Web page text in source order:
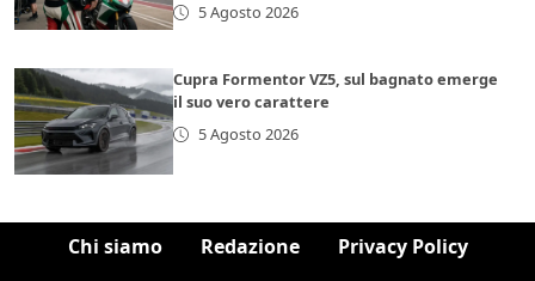
5 Agosto 2026
Cupra Formentor VZ5, sul bagnato emerge
il suo vero carattere
5 Agosto 2026
Chi siamo Redazione Privacy Policy